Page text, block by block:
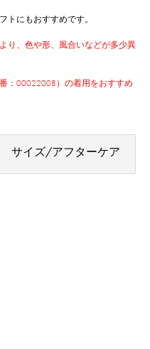
トにもおすすめです。
り、色や形、風合いなどが多少異
：00022008）の着用をおすすめ
サイズ/アフターケア